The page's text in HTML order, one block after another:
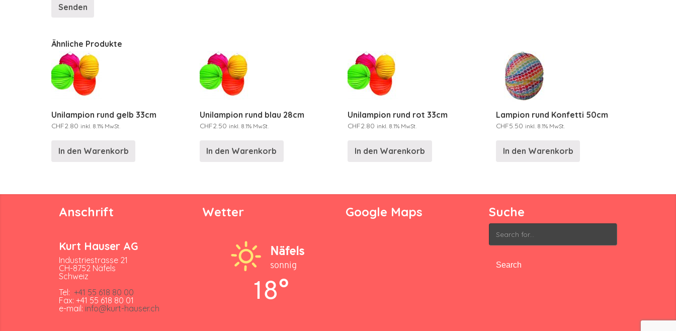
Ähnliche Produkte
Unilampion rund gelb 33cm
CHF2.80 inkl. 8.1% MwSt.
In den Warenkorb
Unilampion rund blau 28cm
CHF2.50 inkl. 8.1% MwSt.
In den Warenkorb
Unilampion rund rot 33cm
CHF2.80 inkl. 8.1% MwSt.
In den Warenkorb
Lampion rund Konfetti 50cm
CHF5.50 inkl. 8.1% MwSt.
In den Warenkorb
Anschrift
Kurt Hauser AG
Industriestrasse 21
CH-8752 Näfels
Schweiz
Tel: +41 55 618 80 00
Fax: +41 55 618 80 01
e-mail: info@kurt-hauser.ch
Wetter
Näfels
sonnig
18°
Google Maps Suche
Search
for: